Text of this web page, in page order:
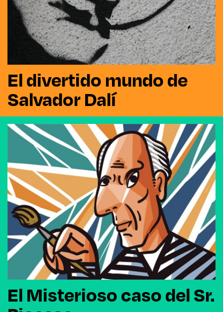
El divertido mundo de
Salvador Dalí
El Misterioso caso del Sr.